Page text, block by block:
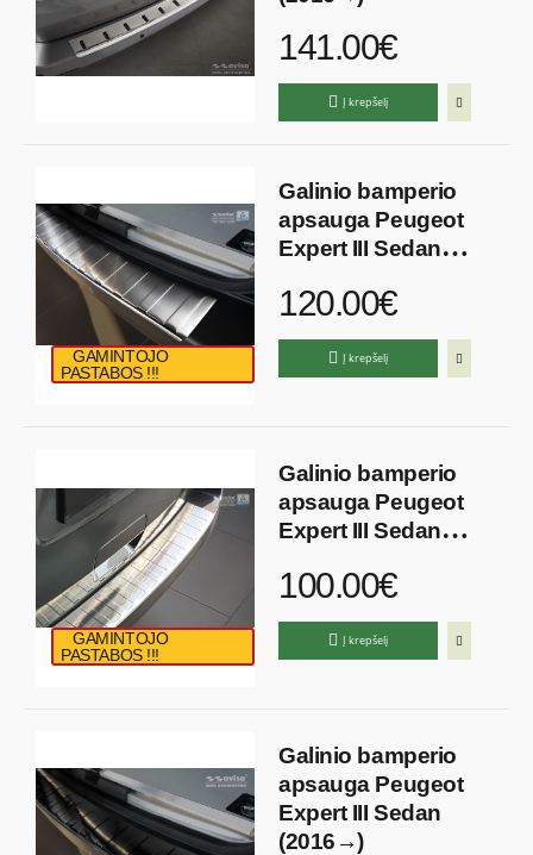
141.00€
Į krepšelį
GAMINTOJO
PASTABOS !!!
Galinio bamperio
apsauga Peugeot
Expert III Sedan
120.00€
Į krepšelį
GAMINTOJO
PASTABOS !!!
Galinio bamperio
apsauga Peugeot
Expert III Sedan
100.00€
Į krepšelį
Galinio bamperio
apsauga Peugeot
Expert III Sedan
(2016→)